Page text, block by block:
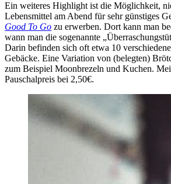
Ein weiteres Highlight ist die Möglichkeit,
Lebensmittel am Abend für sehr günstiges
Good To Go zu erwerben. Dort kann man
wann man die sogenannte
Darin befinden sich oft etwa 10
Gebäcke. Eine Variation von (belegten)
zum Beispiel Moonbrezeln und Kuchen.
Pauschalpreis bei 2,50€.